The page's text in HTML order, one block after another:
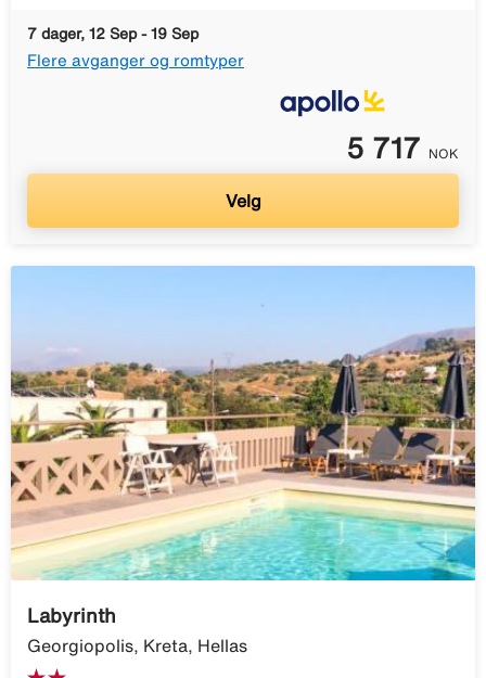
7 dager, 12 Sep - 19 Sep
Flere avganger og romtyper
5 717 NOK
Velg
Labyrinth
Georgiopolis, Kreta, Hellas